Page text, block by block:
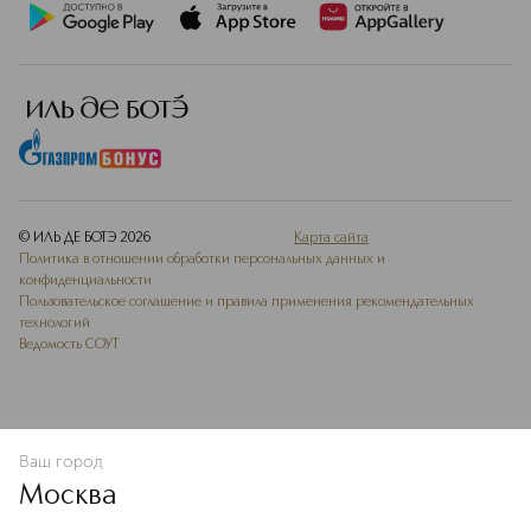
В КОРЗИНУ
© ИЛЬ ДЕ БОТЭ 2026
Карта сайта
Политика в отношении обработки персональных данных и
конфиденциальности
Пользовательское соглашение и правила применения рекомендательных
технологий
Ведомость СОУТ
Ваш город
Москва